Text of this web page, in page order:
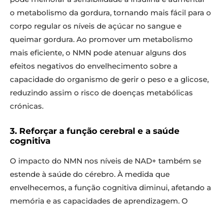
o metabolismo da gordura, tornando mais fácil para o
corpo regular os níveis de açúcar no sangue e
queimar gordura. Ao promover um metabolismo
mais eficiente, o NMN pode atenuar alguns dos
efeitos negativos do envelhecimento sobre a
capacidade do organismo de gerir o peso e a glicose,
reduzindo assim o risco de doenças metabólicas
crónicas.
3. Reforçar a função cerebral e a saúde
cognitiva
O impacto do NMN nos níveis de NAD+ também se
estende à saúde do cérebro. À medida que
envelhecemos, a função cognitiva diminui, afetando a
memória e as capacidades de aprendizagem. O